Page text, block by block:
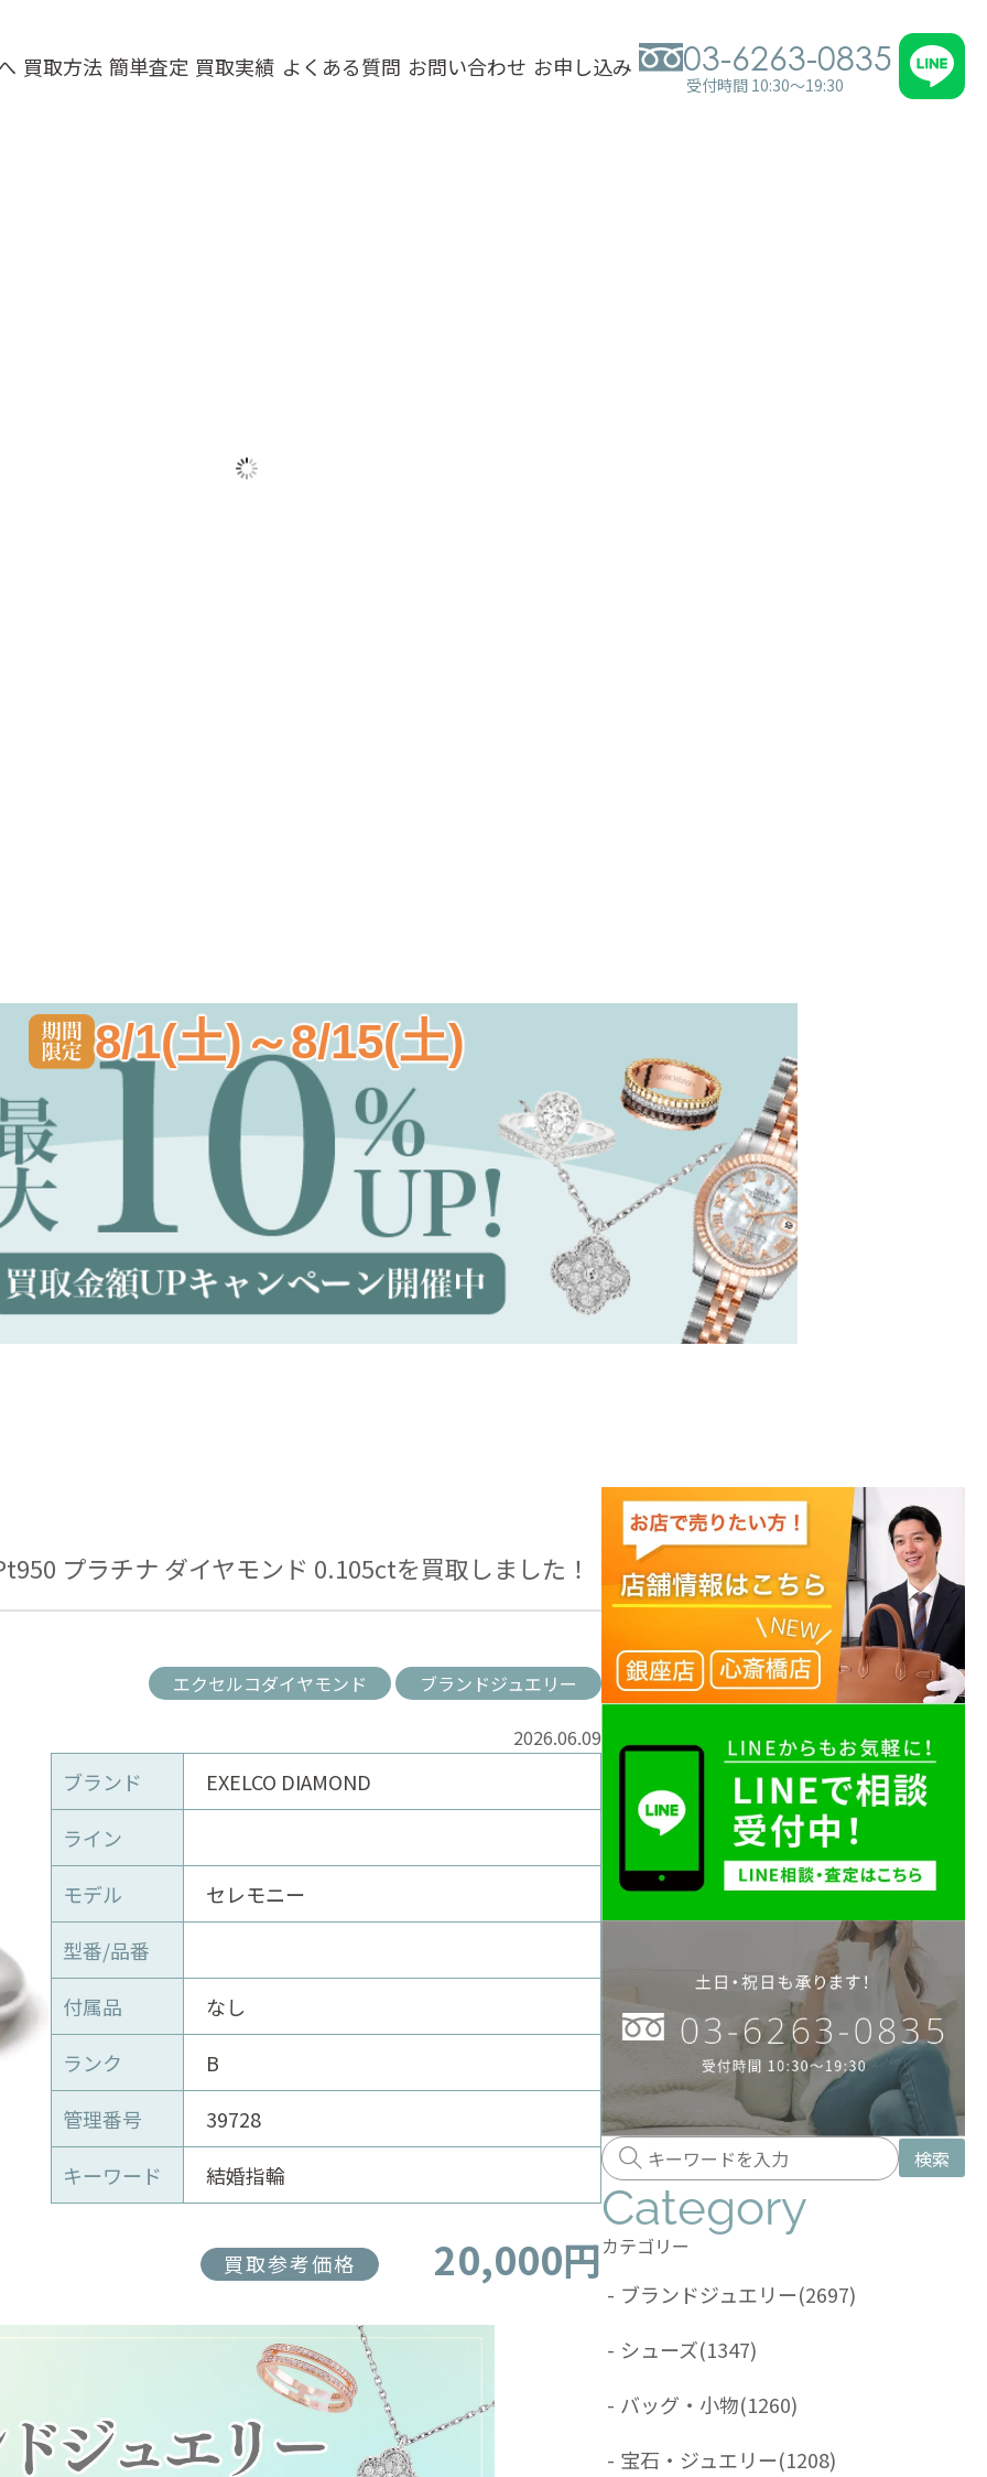
買取方法 簡単査定 買取実績 よくある質問 お問い合わせ お申し込み 03-6263-0835
受付時間 10:30～19:30
8/1(土)～8/15(土)
プラチナ ダイヤモンド 0.105ctを買取しました！
エクセルコダイヤモンド ブランドジュエリー
2026.06.09
ブランド
EXELCO DIAMOND
ライン
モデル
セレモニー
型番/品番
付属品
なし
ランク
B
管理番号
39728
キーワード
結婚指輪
買取参考価格 20,000円
検索
Category
カテゴリー
- ブランドジュエリー(2697)
- シューズ(1347)
- バッグ・小物(1260)
- 宝石・ジュエリー(1208)